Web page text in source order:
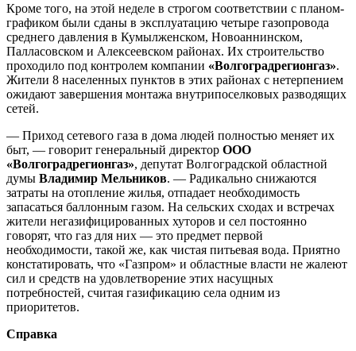
Кроме того, на этой неделе в строгом соответствии с планом-
графиком были сданы в эксплуатацию четыре газопровода
среднего давления в Кумылженском, Новоаннинском,
Палласовском и Алексеевском районах. Их строительство
проходило под контролем компании «Волгоградрегионгаз».
Жители 8 населенных пунктов в этих районах с нетерпением
ожидают завершения монтажа внутрипоселковых разводящих
сетей.
— Приход сетевого газа в дома людей полностью меняет их
быт, — говорит генеральный директор ООО
«Волгоградрегионгаз», депутат Волгоградской областной
думы Владимир Мельников. — Радикально снижаются
затраты на отопление жилья, отпадает необходимость
запасаться баллонным газом. На сельских сходах и встречах
жители негазифицированных хуторов и сел постоянно
говорят, что газ для них — это предмет первой
необходимости, такой же, как чистая питьевая вода. Приятно
констатировать, что «Газпром» и областные власти не жалеют
сил и средств на удовлетворение этих насущных
потребностей, считая газификацию села одним из
приоритетов.
Справка